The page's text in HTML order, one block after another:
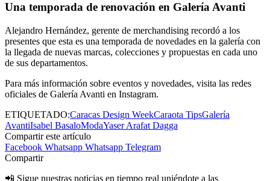
Una temporada de renovación en Galería Avanti
Alejandro Hernández, gerente de merchandising recordó a los
presentes que esta es una temporada de novedades en la galería con
la llegada de nuevas marcas, colecciones y propuestas en cada uno
de sus departamentos.
Para más información sobre eventos y novedades, visita las redes
oficiales de Galería Avanti en Instagram.
ETIQUETADO:Caracas Design WeekCaraota TipsGalería
AvantiIsabel BasaloModaYaser Arafat Dagga
Compartir este artículo
Facebook Whatsapp Whatsapp Telegram
Compartir
📲 Sigue nuestras noticias en tiempo real uniéndote a las